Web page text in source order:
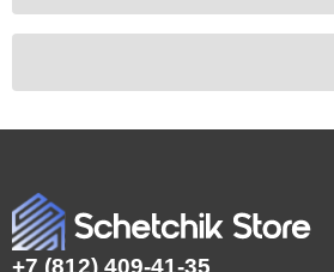
+7 (812) 409-41-35